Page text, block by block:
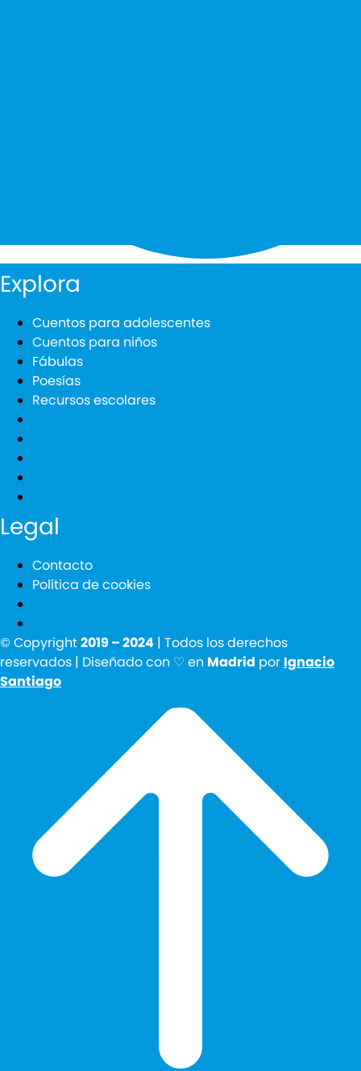
Explora
Cuentos para adolescentes
Cuentos para niños
Fábulas
Poesías
Recursos escolares
Legal
Contacto
Política de cookies
© Copyright2019 – 2024 | Todos los derechos
reservados | Diseñado con ♡ en Madrid por Ignacio
Santiago